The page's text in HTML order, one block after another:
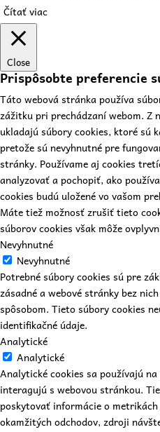
Čítať viac
Close
Prispôsobte preferencie
Táto webová stránka používa
zážitku pri prechádzaní webom. Z
ukladajú súbory cookies, ktoré sú
pretože sú nevyhnutné pre
stránky. Používame aj cookies
analyzovať a pochopiť, ako
cookies budú uložené vo vašom
Máte tiež možnosť zrušiť tieto
súborov cookies však môže
Nevyhnutné
Nevyhnutné
Potrebné súbory cookies sú pre
zásadné a webové stránky bez
spôsobom. Tieto súbory cookies
identifikačné údaje.
Analytické
Analytické
Analytické cookies sa používajú
interagujú s webovou stránkou.
poskytovať informácie o
okamžitých odchodov, zdroji